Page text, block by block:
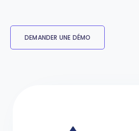
DEMANDER UNE DÉMO